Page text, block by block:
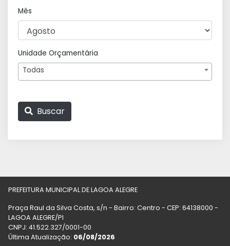
Mês
Unidade Orçamentária
Todas
Buscar
PREFEITURA MUNICIPAL DE LAGOA ALEGRE
Praça Raul da Silva Costa, s/n - Bairro: Centro - CEP: 64138000 -
LAGOA ALEGRE/PI
CNPJ: 41.522.327/0001-00
Última Atualização: 06/08/2026